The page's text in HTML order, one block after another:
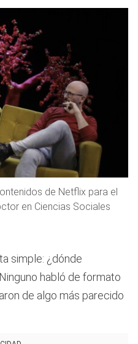
de Netflix para el
en Ciencias Sociales
simple: ¿dónde
habló de formato
de algo más parecido